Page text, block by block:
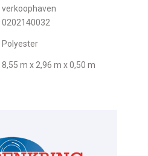
verkoophaven
0202140032
Polyester
8,55 m x 2,96 m x 0,50 m